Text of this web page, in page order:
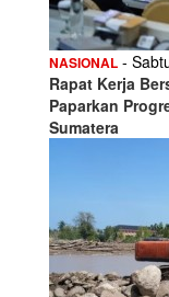
NASIONAL -
Rapat Kerja
Paparkan
Sumatera